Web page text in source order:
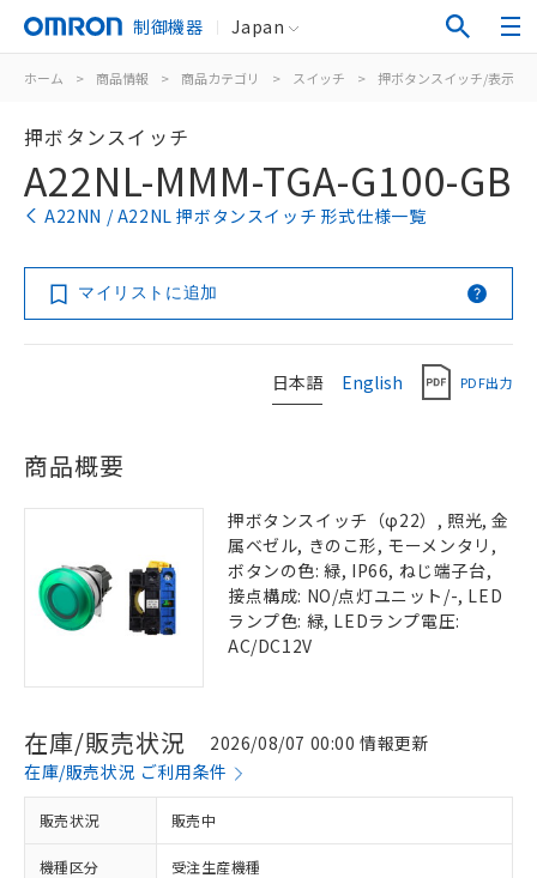
制御機器 Japan
ホーム > 商品情報 > 商品カテゴリ > スイッチ > 押ボタンスイッチ/表示灯
押ボタンスイッチ
A22NL-MMM-TGA-G100-GB
A22NN / A22NL 押ボタンスイッチ 形式仕様一覧
マイリストに追加
日本語 English PDF出力
商品概要
押ボタンスイッチ（φ22）, 照光, 金
属ベゼル, きのこ形, モーメンタリ,
ボタンの色: 緑, IP66, ねじ端子台,
接点構成: NO/点灯ユニット/-, LED
ランプ色: 緑, LEDランプ電圧:
AC/DC12V
在庫/販売状況
2026/08/07 00:00 情報更新
在庫/販売状況 ご利用条件
販売状況 販売中
機種区分 受注生産機種